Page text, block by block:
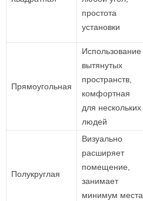
простота
установки
Прямоугольная
Использование
вытянутых
пространств,
комфортная
для нескольких
людей
Полукруглая
Визуально
расширяет
помещение,
занимает
минимум места